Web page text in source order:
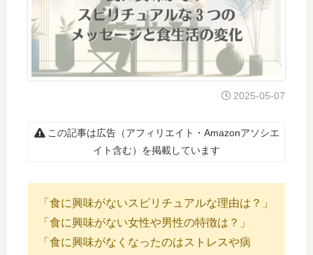
2025-05-07
この記事は広告（アフィリエイト・Amazonアソシエ
イト含む）を掲載しています
「食に興味がないスピリチュアルな理由は？」
「食に興味がない女性や男性の特徴は？」
「食に興味がなくなったのはストレスや病